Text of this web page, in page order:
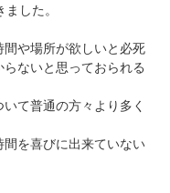
した。
や場所が欲しいと必死
ないと思っておられる
て普通の方々より多く
を喜びに出来ていない